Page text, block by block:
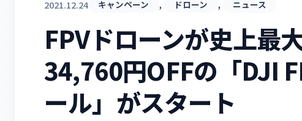
2021.12.24 キャンペーン , ドローン , ニュース
FPVドローンが史上最
34,760円OFFの「DJI
ール」がスタート